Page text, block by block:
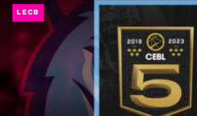
LECB